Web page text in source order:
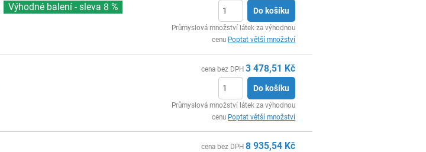
Výhodné balení - sleva 8 %
Do košíku
Průmyslová množství látek za výhodnou
cenu Poptat větší množství
cena bez DPH 3 478,51 Kč
Do košíku
Průmyslová množství látek za výhodnou
cenu Poptat větší množství
cena bez DPH 8 935,54 Kč